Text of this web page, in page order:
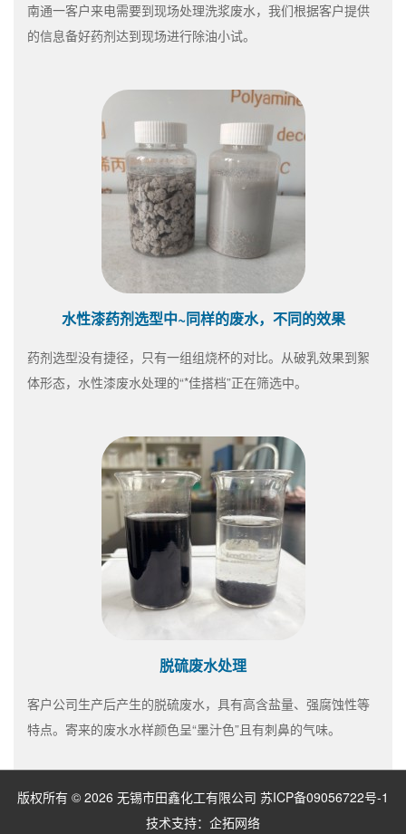
南通一客户来电需要到现场处理洗浆废水，我们根据客户提供
的信息备好药剂达到现场进行除油小试。
水性漆药剂选型中~同样的废水，不同的效果
药剂选型没有捷径，只有一组组烧杯的对比。从破乳效果到絮
体形态，水性漆废水处理的“*佳搭档”正在筛选中。
脱硫废水处理
客户公司生产后产生的脱硫废水，具有高含盐量、强腐蚀性等
特点。寄来的废水水样颜色呈“墨汁色”且有刺鼻的气味。
版权所有 © 2026 无锡市田鑫化工有限公司 苏ICP备09056722号-1
技术支持： 企拓网络